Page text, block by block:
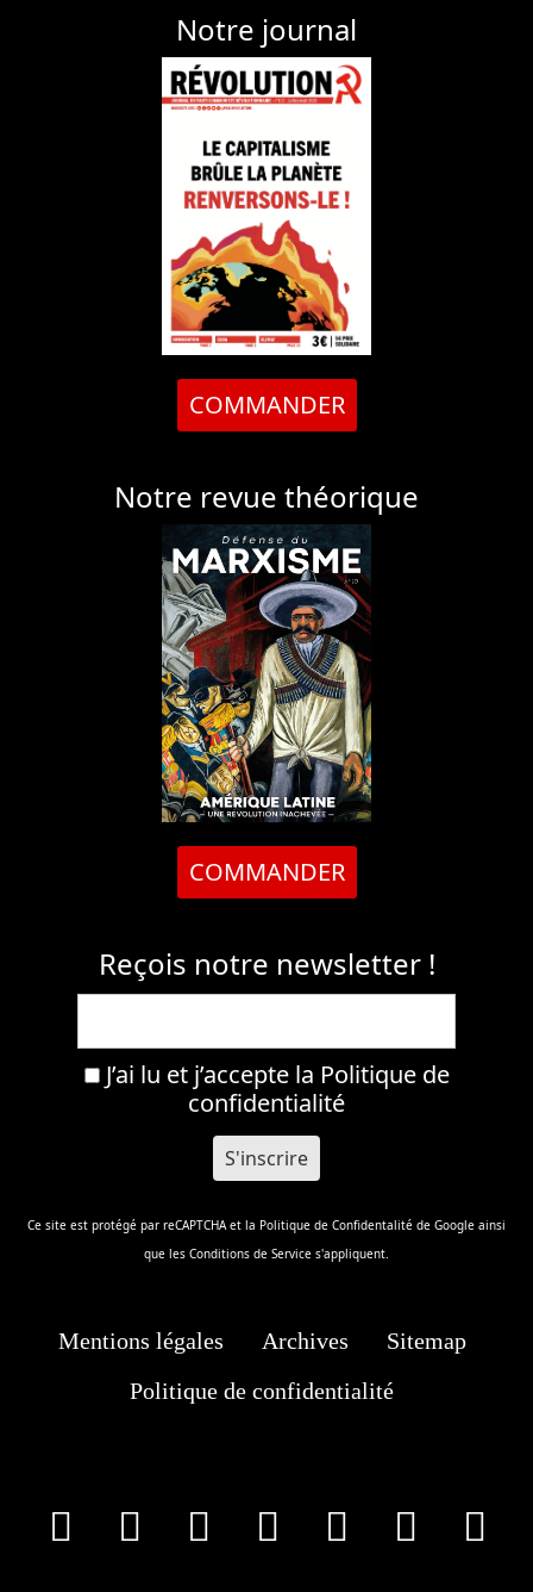
Notre journal
COMMANDER
Notre revue théorique
COMMANDER
Reçois notre newsletter !
J’ai lu et j’accepte la Politique de
confidentialité
Ce site est protégé par reCAPTCHA et la Politique de Confidentalité de Google ainsi
que les Conditions de Service s'appliquent.
Mentions légales Archives
Sitemap
Politique de confidentialité
facebookInstagram
Youtube
Tik Tok